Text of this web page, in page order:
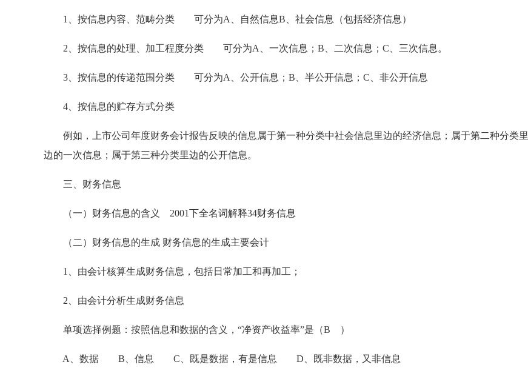
1、按信息内容、范畴分类 可分为A、自然信息B、社会信息（包括经济信息）
2、按信息的处理、加工程度分类 可分为A、一次信息；B、二次信息；C、三次信息。
3、按信息的传递范围分类 可分为A、公开信息；B、半公开信息；C、非公开信息
4、按信息的贮存方式分类
例如，上市公司年度财务会计报告反映的信息属于第一种分类中社会信息里边的经济信息；属于第二种分类里
边的一次信息；属于第三种分类里边的公开信息。
三、财务信息
（一）财务信息的含义 2001下全名词解释34财务信息
（二）财务信息的生成 财务信息的生成主要会计
1、由会计核算生成财务信息，包括日常加工和再加工；
2、由会计分析生成财务信息
单项选择例题：按照信息和数据的含义，“净资产收益率”是（B ）
A、数据 B、信息 C、既是数据，有是信息 D、既非数据，又非信息